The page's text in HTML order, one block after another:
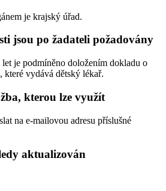
je krajský úřad.
jsou po žadateli požadovány
je podmíněno doložením dokladu o
vydává dětský lékař.
kterou lze využít
na e-mailovou adresu příslušné
aktualizován